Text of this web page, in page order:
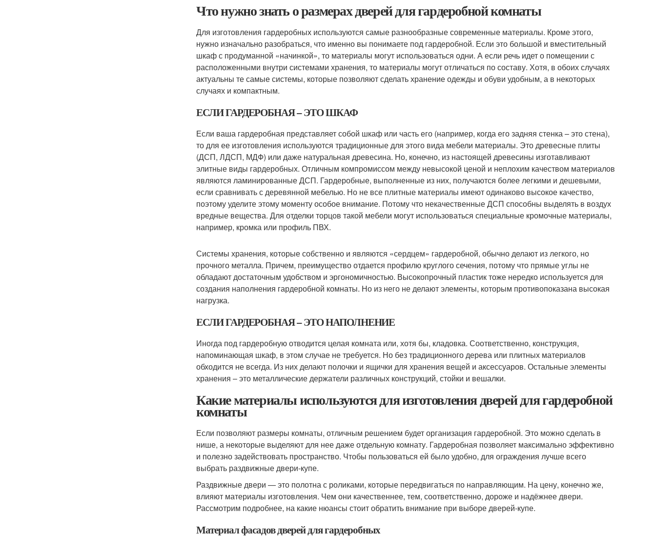
Что нужно знать о размерах дверей для гардеробной комнаты
Для изготовления гардеробных используются самые разнообразные современные материалы. Кроме этого,
нужно изначально разобраться, что именно вы понимаете под гардеробной. Если это большой и вместительный
шкаф с продуманной «начинкой», то материалы могут использоваться одни. А если речь идет о помещении с
расположенными внутри системами хранения, то материалы могут отличаться по составу. Хотя, в обоих случаях
актуальны те самые системы, которые позволяют сделать хранение одежды и обуви удобным, а в некоторых
случаях и компактным.
ЕСЛИ ГАРДЕРОБНАЯ – ЭТО ШКАФ
Если ваша гардеробная представляет собой шкаф или часть его (например, когда его задняя стенка – это стена),
то для ее изготовления используются традиционные для этого вида мебели материалы. Это древесные плиты
(ДСП, ЛДСП, МДФ) или даже натуральная древесина. Но, конечно, из настоящей древесины изготавливают
элитные виды гардеробных. Отличным компромиссом между невысокой ценой и неплохим качеством материалов
являются ламинированные ДСП. Гардеробные, выполненные из них, получаются более легкими и дешевыми,
если сравнивать с деревянной мебелью. Но не все плитные материалы имеют одинаково высокое качество,
поэтому уделите этому моменту особое внимание. Потому что некачественные ДСП способны выделять в воздух
вредные вещества. Для отделки торцов такой мебели могут использоваться специальные кромочные материалы,
например, кромка или профиль ПВХ.
Системы хранения, которые собственно и являются «сердцем» гардеробной, обычно делают из легкого, но
прочного металла. Причем, преимущество отдается профилю круглого сечения, потому что прямые углы не
обладают достаточным удобством и эргономичностью. Высокопрочный пластик тоже нередко используется для
создания наполнения гардеробной комнаты. Но из него не делают элементы, которым противопоказана высокая
нагрузка.
ЕСЛИ ГАРДЕРОБНАЯ – ЭТО НАПОЛНЕНИЕ
Иногда под гардеробную отводится целая комната или, хотя бы, кладовка. Соответственно, конструкция,
напоминающая шкаф, в этом случае не требуется. Но без традиционного дерева или плитных материалов
обходится не всегда. Из них делают полочки и ящички для хранения вещей и аксессуаров. Остальные элементы
хранения – это металлические держатели различных конструкций, стойки и вешалки.
Какие материалы используются для изготовления дверей для гардеробной
комнаты
Если позволяют размеры комнаты, отличным решением будет организация гардеробной. Это можно сделать в
нише, а некоторые выделяют для нее даже отдельную комнату. Гардеробная позволяет максимально эффективно
и полезно задействовать пространство. Чтобы пользоваться ей было удобно, для ограждения лучше всего
выбрать раздвижные двери-купе.
Раздвижные двери — это полотна с роликами, которые передвигаться по направляющим. На цену, конечно же,
влияют материалы изготовления. Чем они качественнее, тем, соответственно, дороже и надёжнее двери.
Рассмотрим подробнее, на какие нюансы стоит обратить внимание при выборе дверей-купе.
Материал фасадов дверей для гардеробных